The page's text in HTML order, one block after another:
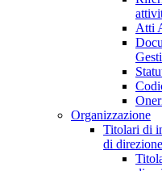
Atti
Organizzazione
Titolari di
di